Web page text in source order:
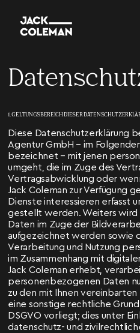
1. GELTUNGSBEREICH DIESER
Diese Datenschutzerklärung
Agentur GmbH – im
bezeichnet – mit jenen
umgeht, die im Zuge des
Vertragsabwicklung oder
Jack Coleman zur Verfügung
Dienste interessieren erfasst
gestellt werden. Weiters wird
Daten im Zuge der
aufgezeichnet werden sowie
Verarbeitung und Nutzung
im Zusammenhang mit
Jack Coleman erhebt,
personenbezogenen Daten
zu den mit Ihnen
eine sonstige rechtliche
DSGVO vorliegt; dies unter
datenschutz- und